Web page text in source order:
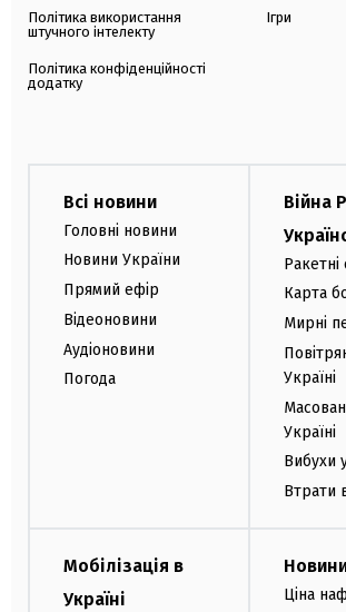
Політика використання
штучного інтелекту
Політика конфіденційності
додатку
Ігри
Всі новини
Головні новини
Новини України
Прямий ефір
Відеоновини
Аудіоновини
Погода
Війна
Ракетні
Карта
Мирні
Україні
Україні
Вибухи
Втрати
Мобілізація в
Україні
Ціна